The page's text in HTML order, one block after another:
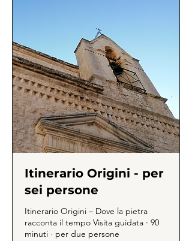
Itinerario Origini - per
sei persone
Itinerario Origini – Dove la pietra
racconta il tempo Visita guidata · 90
minuti · per due persone